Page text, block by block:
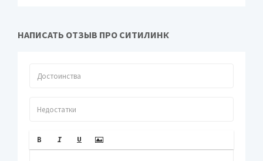
НАПИСАТЬ ОТЗЫВ ПРО СИТИЛИНК